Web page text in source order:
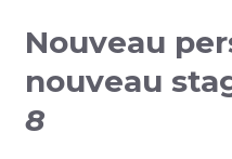
Nouveau
nouveau
8